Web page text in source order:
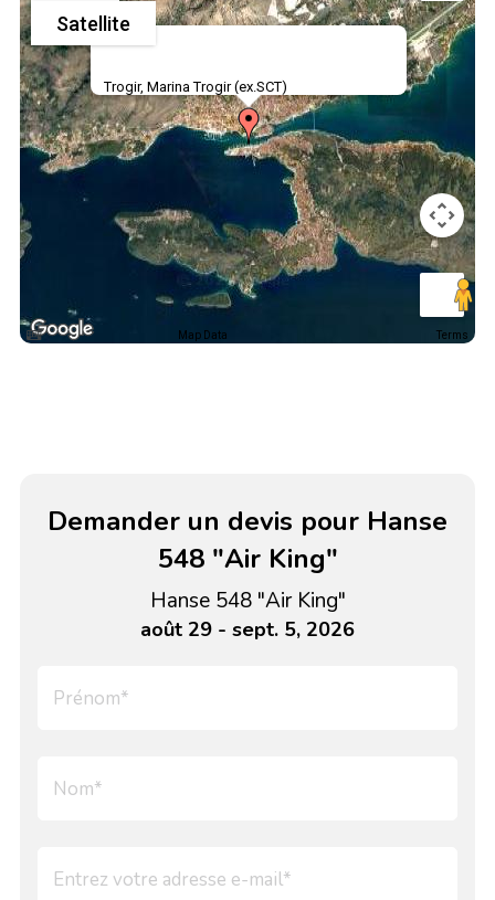
Trogir, Marina Trogir (ex.SCT)
Satellite
Map Data Terms
Demander un devis pour Hanse
548 "Air King"
Hanse 548 "Air King"
août 29 - sept. 5, 2026